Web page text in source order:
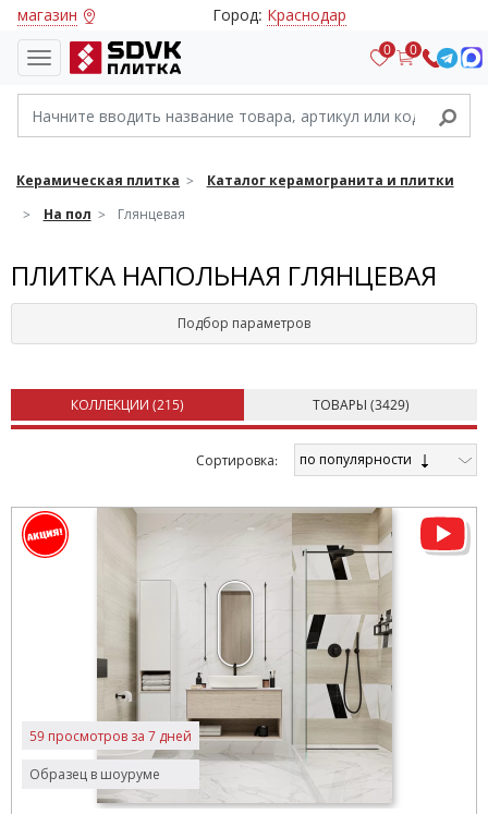
магазин Город: Краснодар
0 0
Керамическая плитка
Каталог керамогранита и плитки
На пол
Глянцевая
ПЛИТКА НАПОЛЬНАЯ ГЛЯНЦЕВАЯ
Подбор параметров
КОЛЛЕКЦИИ (215) ТОВАРЫ (3429)
Cортировка: по популярности
Образец в шоуруме
59 просмотров за 7 дней